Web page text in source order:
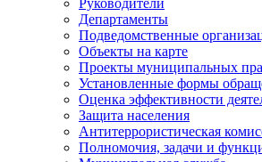
Руководители
Департаменты
Подведомственные
Объекты на карте
Проекты муниципальных
Установленные формы
Оценка эффективности
Защита населения
Антитеррористическая
Полномочия, задачи и